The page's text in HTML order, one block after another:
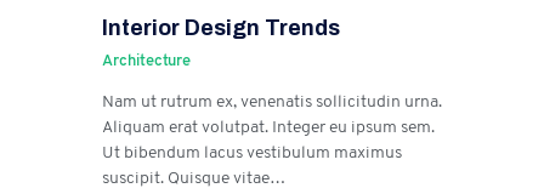
Interior Design Trends
Architecture
Nam ut rutrum ex, venenatis sollicitudin urna.
Aliquam erat volutpat. Integer eu ipsum sem.
Ut bibendum lacus vestibulum maximus
suscipit. Quisque vitae…